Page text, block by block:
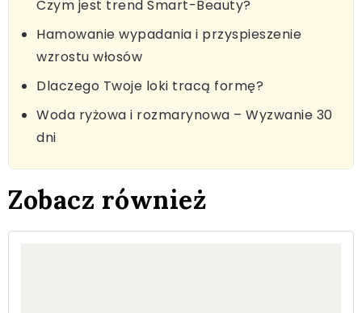
Czym jest trend Smart-Beauty?
Hamowanie wypadania i przyspieszenie
wzrostu włosów
Dlaczego Twoje loki tracą formę?
Woda ryżowa i rozmarynowa – Wyzwanie 30
dni
Zobacz również